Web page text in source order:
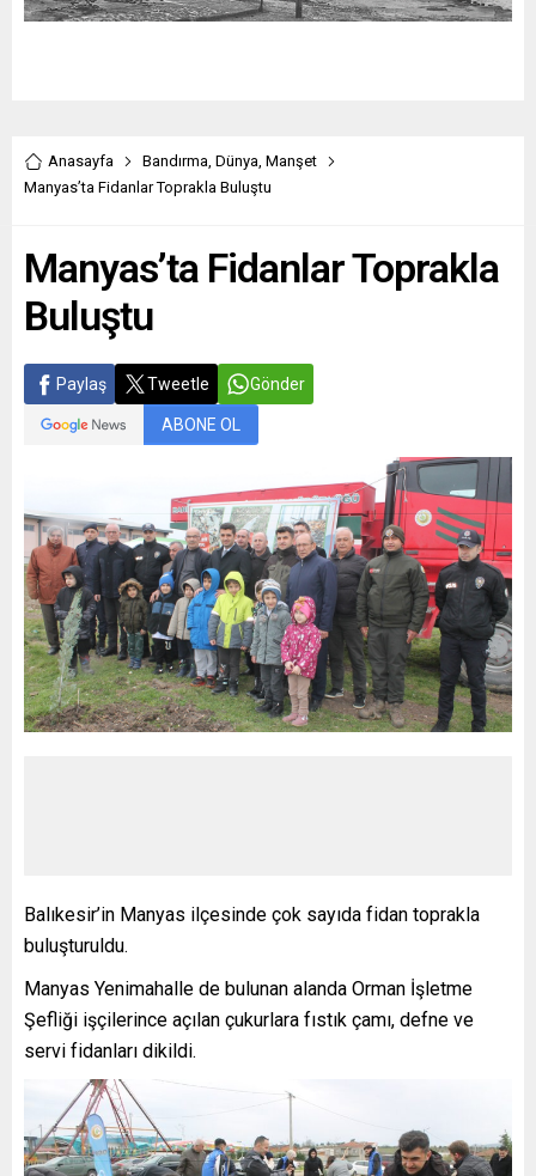
Anasayfa Bandırma, Dünya, Manşet
Manyas’ta Fidanlar Toprakla Buluştu
Manyas’ta Fidanlar Toprakla
Buluştu
Paylaş Tweetle Gönder
ABONE OL
Balıkesir’in Manyas ilçesinde çok sayıda fidan toprakla
buluşturuldu.
Manyas Yenimahalle de bulunan alanda Orman İşletme
Şefliği işçilerince açılan çukurlara fıstık çamı, defne ve
servi fidanları dikildi.